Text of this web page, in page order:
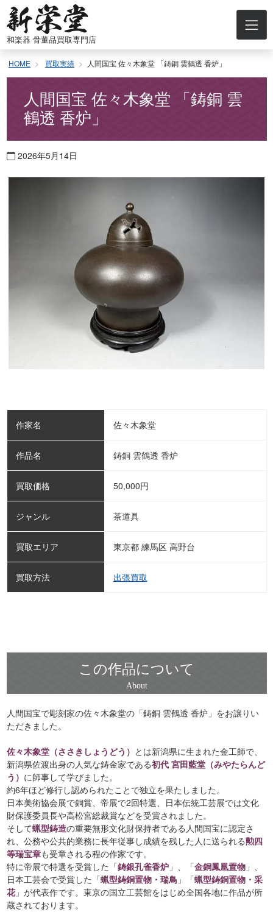
ン和楽器 骨董品買取専門店
HOME 買取実績 人間国宝 佐々木象堂 「鋳銅 雲鶴透 香炉」
人間国宝 佐々木象堂 「鋳銅 雲
鶴透 香炉」
2026年5月14日
作家名 佐々木象堂
作品名 鋳銅 雲鶴透 香炉
買取価格 50,000円
ジャンル 茶道具
買取エリア 東京都 練馬区 高野台
買取方法 出張買取
この作品について
人間国宝で彫刻家の佐々木象堂の「鋳銅 雲鶴透 香炉」をお譲りい
ただきました。
佐々木象堂（ささきしょうどう） とは新潟県に生まれた金工師で、
新潟県佐渡出身の人気な鋳金家である初代 宮田藍堂（みやたらんど
う） に師事して学びました。
約6年ほど修行し認められたことで独立を果たしました。
日本美術協会展で銅賞、帝展で2回特選、日本伝統工芸展では文化
財保護委員長や高松宮総裁賞などを受賞されました。
そして蝋型鋳造の重要無形文化財保持者である人間国宝に認定さ
れ、公務や公共的業務に長年従事し成績を残した人に送られる勲四
等瑞宝章も受章される程の作家です。
特に帝展で特選を受賞した「鋳銀孔雀香炉」、「金銅鳳凰置物」、
日本工芸会で受賞した「蝋型鋳銅置物・瑞鳥 」「蝋型鋳銅置物・采
花」が代表作です。東京の国立工芸館をはじめ全国各地に作品が所
蔵されております。